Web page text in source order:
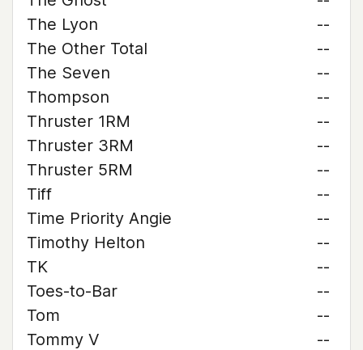
The Lyon
--
The Other Total
--
The Seven
--
Thompson
--
Thruster 1RM
--
Thruster 3RM
--
Thruster 5RM
--
Tiff
--
Time Priority Angie
--
Timothy Helton
--
TK
--
Toes-to-Bar
--
Tom
--
Tommy V
--